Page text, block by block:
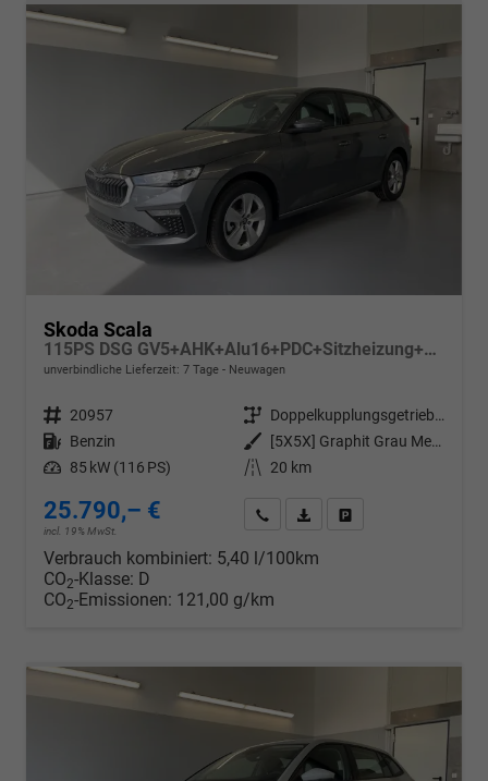
Skoda Scala
115PS DSG GV5+AHK+Alu16+PDC+Sitzheizung+App-Connect
unverbindliche Lieferzeit: 7 Tage Neuwagen
Fahrzeugnr. 20957 Getriebe
Doppelkupplungsgetriebe (DSG)
Kraftstoff Benzin Außenfarbe
[5X5X] Graphit Grau Metallic
Leistung 85 kW (116 PS) Kilometerstand 20 km
25.790,– €
incl. 19% MwSt.
Wir rufen Sie anPDF-Datei, Fahrzeugexposé
Verbrauch kombiniert: 5,40 l/100km
CO2-Klasse: D
CO2-Emissionen: 121,00 g/km